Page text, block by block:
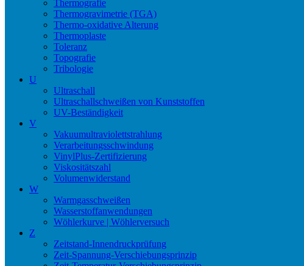
Thermografie
Thermogravimetrie (TGA)
Thermo-oxidative Alterung
Thermoplaste
Toleranz
Topografie
Tribologie
U
Ultraschall
Ultraschallschweißen von Kunststoffen
UV-Beständigkeit
V
Vakuumultraviolettstrahlung
Verarbeitungsschwindung
VinylPlus-Zertifizierung
Viskositätszahl
Volumenwiderstand
W
Warmgasschweißen
Wasserstoffanwendungen
Wöhlerkurve | Wöhlerversuch
Z
Zeitstand-Innendruckprüfung
Zeit-Spannung-Verschiebungsprinzip